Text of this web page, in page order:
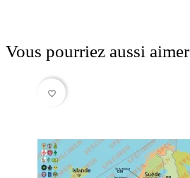
Vous pourriez aussi aimer
favorite_border